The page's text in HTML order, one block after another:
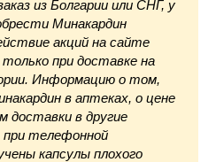
из Болгарии или СНГ, у
Минакардин
акций на сайте
при доставке на
Информацию о том,
в аптеках, о цене
доставки в другие
телефонной
капсулы плохого